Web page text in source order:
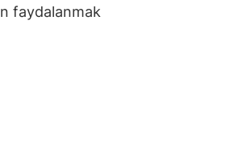
faydalanmak